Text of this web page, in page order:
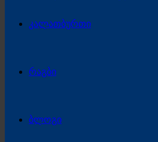
კალათბურთი
რაგბი
ბლოგი